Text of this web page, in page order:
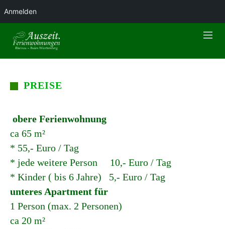
PREISE
obere Ferienwohnung
ca 65 m²
* 55,- Euro / Tag
* jede weitere Person 10,- Euro / Tag
* Kinder ( bis 6 Jahre) 5,- Euro / Tag
unteres Apartment für
1 Person (max. 2 Personen)
ca 20 m²
Anmelden